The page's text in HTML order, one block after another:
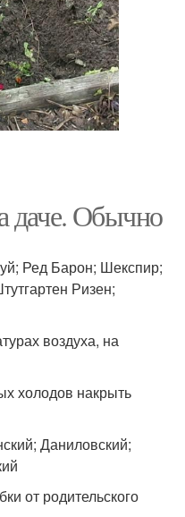
даче. Обычно
Ред Барон; Шекспир;
Ризен;
воздуха, на
холодов накрыть
Даниловский;
от родительского